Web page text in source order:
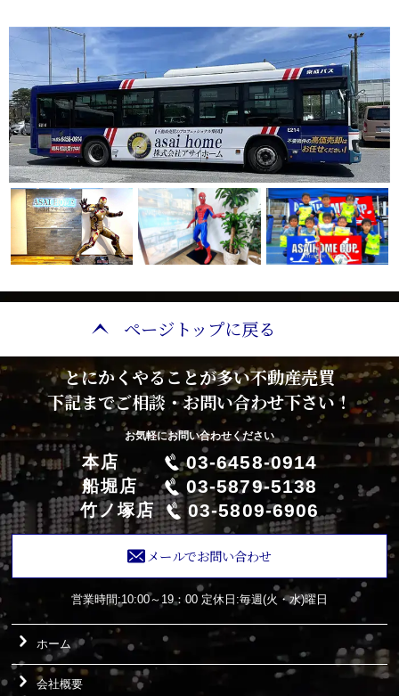
ページトップに戻る
とにかくやることが多い不動産売買
下記までご相談・お問い合わせ下さい！
お気軽にお問い合わせください
本店 03-6458-0914
船堀店 03-5879-5138
竹ノ塚店 03-5809-6906
メールでお問い合わせ
営業時間:10:00～19：00 定休日:毎週(火・水)曜日
ホーム
会社概要